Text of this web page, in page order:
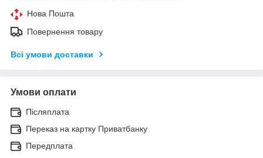
Нова Пошта
Повернення товару
Всі умови доставки
Умови оплати
Післяплата
Переказ на картку Приватбанку
Передплата